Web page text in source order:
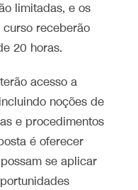
limitadas, e os
receberão
20 horas.
acesso a
noções de
e procedimentos
é oferecer
se aplicar